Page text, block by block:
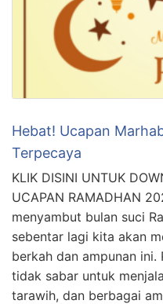
Hebat! Ucapan
Terpecaya
KLIK DISINI UNTUK
UCAPAN RAMADHAN
menyambut bulan suci
sebentar lagi kita akan
berkah dan ampunan
tidak sabar untuk
tarawih, dan berbagai